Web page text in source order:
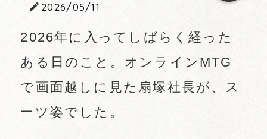
2026/05/11
2026年に入ってしばらく経った
ある日のこと。オンラインMTG
で画面越しに見た扇塚社長が、ス
ーツ姿でした。